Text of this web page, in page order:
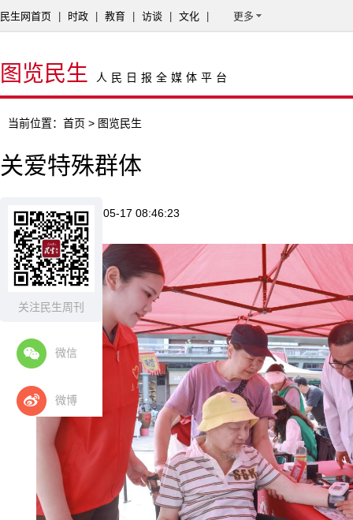
关注民生周刊
微信
微博
民生网首页 时政 教育 访谈 文化 更多
图览民生 人民日报全媒体平台
当前位置： 首页 > 图览民生
关爱特殊群体
来源：新华网 2026-05-17 08:46:23